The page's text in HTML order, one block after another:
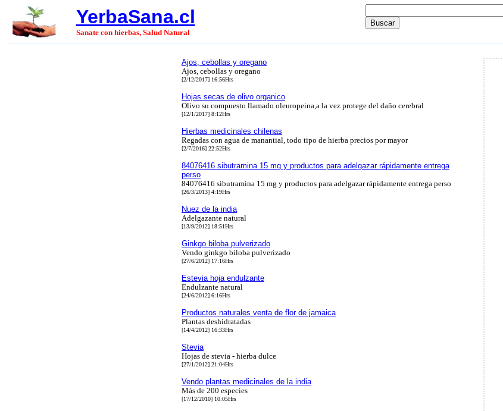
YerbaSana.cl
Sanate con hierbas, Salud Natural
Ajos, cebollas y oregano
Ajos, cebollas y oregano
[2/12/2017] 16:56Hrs
Hojas secas de olivo organico
Olivo su compuesto llamado oleuropeina,a la vez protege del daño cerebral
[12/1/2017] 8:12Hrs
Hierbas medicinales chilenas
Regadas con agua de manantial, todo tipo de hierba precios por mayor
[2/7/2016] 22:52Hrs
84076416 sibutramina 15 mg y productos para adelgazar rápidamente entrega
perso
84076416 sibutramina 15 mg y productos para adelgazar rápidamente entrega perso
[26/3/2013] 4:19Hrs
Nuez de la india
Adelgazante natural
[13/9/2012] 18:51Hrs
Ginkgo biloba pulverizado
Vendo ginkgo biloba pulverizado
[27/6/2012] 17:16Hrs
Estevia hoja endulzante
Endulzante natural
[24/6/2012] 6:16Hrs
Productos naturales venta de flor de jamaica
Plantas deshidratadas
[14/4/2012] 16:33Hrs
Stevia
Hojas de stevia - hierba dulce
[27/1/2012] 21:04Hrs
Vendo plantas medicinales de la india
Más de 200 especies
[17/12/2010] 10:05Hrs